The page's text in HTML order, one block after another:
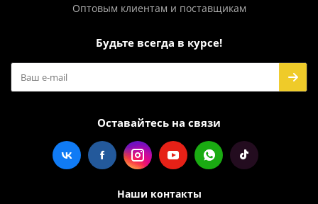
Оптовым клиентам и поставщикам
Будьте всегда в курсе!
Оставайтесь на связи
Наши контакты